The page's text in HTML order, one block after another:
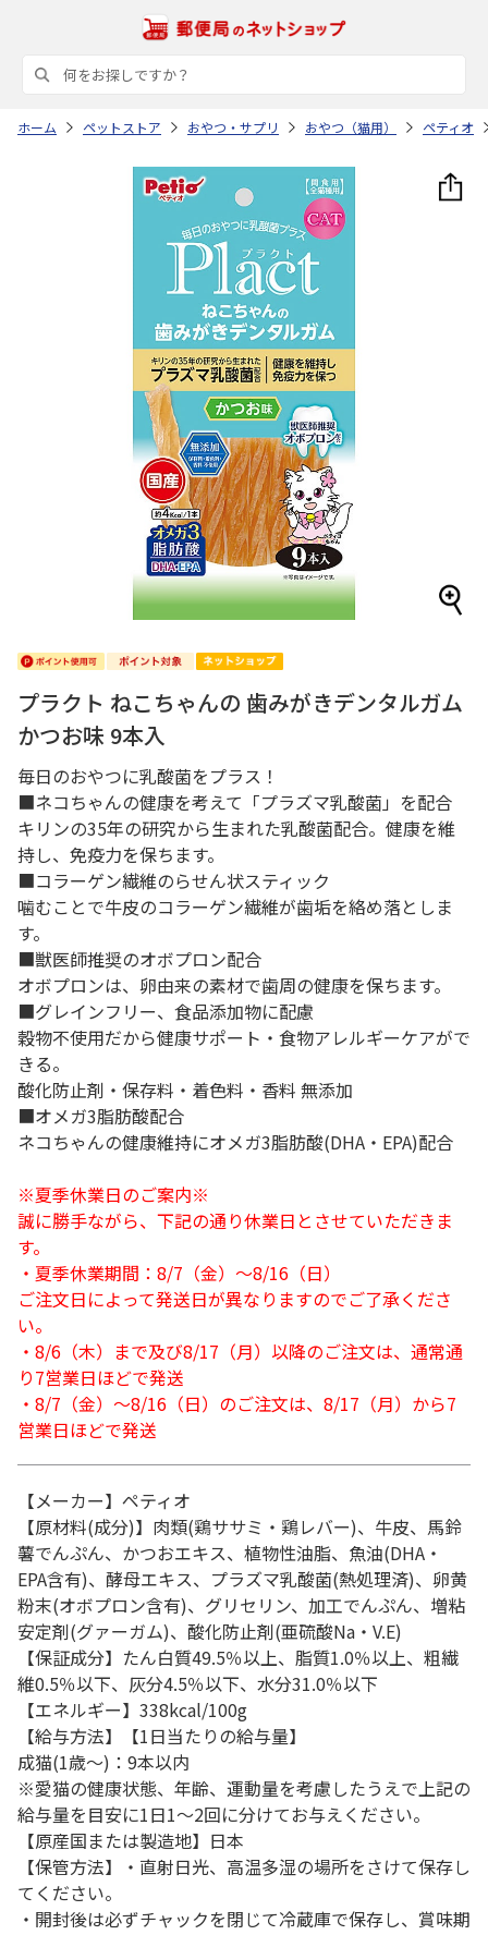
ホーム ペットストア おやつ・サプリ おやつ（猫用） ペティオ
プラクト ねこちゃんの 歯みがきデンタルガム
かつお味 9本入
毎日のおやつに乳酸菌をプラス！
■ネコちゃんの健康を考えて「プラズマ乳酸菌」を配合
キリンの35年の研究から生まれた乳酸菌配合。健康を維
持し、免疫力を保ちます。
■コラーゲン繊維のらせん状スティック
噛むことで牛皮のコラーゲン繊維が歯垢を絡め落としま
す。
■獣医師推奨のオボプロン配合
オボプロンは、卵由来の素材で歯周の健康を保ちます。
■グレインフリー、食品添加物に配慮
穀物不使用だから健康サポート・食物アレルギーケアがで
きる。
酸化防止剤・保存料・着色料・香料 無添加
■オメガ3脂肪酸配合
ネコちゃんの健康維持にオメガ3脂肪酸(DHA・EPA)配合
※夏季休業日のご案内※
誠に勝手ながら、下記の通り休業日とさせていただきま
す。
・夏季休業期間：8/7（金）～8/16（日）
ご注文日によって発送日が異なりますのでご了承くださ
い。
・8/6（木）まで及び8/17（月）以降のご注文は、通常通
り7営業日ほどで発送
・8/7（金）～8/16（日）のご注文は、8/17（月）から7
営業日ほどで発送
【メーカー】ペティオ
【原材料(成分)】肉類(鶏ササミ・鶏レバー)、牛皮、馬鈴
薯でんぷん、かつおエキス、植物性油脂、魚油(DHA・
EPA含有)、酵母エキス、プラズマ乳酸菌(熱処理済)、卵黄
粉末(オボプロン含有)、グリセリン、加工でんぷん、増粘
安定剤(グァーガム)、酸化防止剤(亜硫酸Na・V.E)
【保証成分】たん白質49.5％以上、脂質1.0％以上、粗繊
維0.5％以下、灰分4.5％以下、水分31.0％以下
【エネルギー】338kcal/100g
【給与方法】【1日当たりの給与量】
成猫(1歳～)：9本以内
※愛猫の健康状態、年齢、運動量を考慮したうえで上記の
給与量を目安に1日1～2回に分けてお与えください。
【原産国または製造地】日本
【保管方法】・直射日光、高温多湿の場所をさけて保存し
てください。
・開封後は必ずチャックを閉じて冷蔵庫で保存し、賞味期